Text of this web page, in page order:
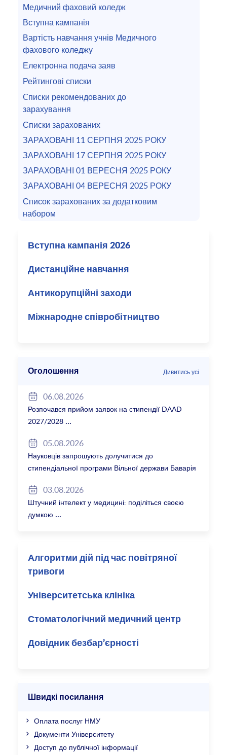
Медичний фаховий коледж
Вступна кампанія
Вартість навчання учнів Медичного
фахового коледжу
Електронна подача заяв
Рейтингові списки
Cписки рекомендованих до
зарахування
Списки зарахованих
ЗАРАХОВАНІ 11 СЕРПНЯ 2025 РОКУ
ЗАРАХОВАНІ 17 СЕРПНЯ 2025 РОКУ
ЗАРАХОВАНІ 01 ВЕРЕСНЯ 2025 РОКУ
ЗАРАХОВАНІ 04 ВЕРЕСНЯ 2025 РОКУ
Список зарахованих за додатковим
набором
Вступна кампанія 2026
Дистанційне навчання
Антикорупційні заходи
Міжнародне співробітництво
Оголошення Дивитись усі
06.08.2026
Розпочався прийом заявок на стипендії DAAD
2027/2028
05.08.2026
Науковців запрошують долучитися до
стипендіальної програми Вільної держави Баварія
03.08.2026
Штучний інтелект у медицині: поділіться своєю
думкою
Алгоритми дій під час повітряної
тривоги
Університетська клініка
Стоматологічний медичний центр
Довідник безбар’єрності
Швидкі посилання
Оплата послуг НМУ
Документи Університету
Доступ до публічної інформації